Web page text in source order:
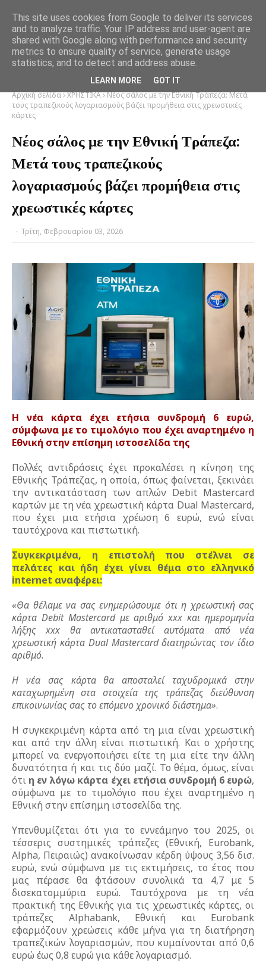
Αρχική σελίδα ΧΡΗΣΤΙΚΑ Νέος σάλος με την Εθνική Τράπεζα: Μετά
τους τραπεζικούς λογαριασμούς βάζει προμήθεια στις χρεωστικές
κάρτες
Νέος σάλος με την Εθνική Τράπεζα:
Μετά τους τραπεζικούς
λογαριασμούς βάζει προμήθεια στις
χρεωστικές κάρτες
- Τρίτη, Φεβρουαρίου 03, 2026
Η νέα κάρτα έχει ετήσια συνδρομή 6 ευρώ,
σύμφωνα με το τιμολόγιο που έχει αναρτημένο η
Εθνική στην επίσημη ιστοσελίδα της
Πολλές αντιδράσεις έχει προκαλέσει η κίνηση της
Εθνικής Τράπεζας, η οποία, όπως φαίνεται, ξεκινάει
την αντικατάσταση των απλών Debit Mastercard
καρτών με τη νέα χρεωστική κάρτα Dual Mastercard,
που έχει μια ετήσια χρέωση 6 ευρώ, ενώ είναι
ταυτόχρονα και πιστωτική.
Συγκεκριμένα, η επιστολή που στέλνει σε
πελάτες και ήδη έχει γίνει θέμα στο ελληνικό
internet αναφέρει:
«Θα θέλαμε να σας ενημερώσουμε ότι η χρεωστική σας
κάρτα Debit Mastercard με αριθμό xxx και ημερομηνία
λήξης xxx θα αντικατασταθεί αυτόματα από νέα
χρεωστική κάρτα Dual Mastercard διατηρώντας τον ίδιο
αριθμό.
Η νέα σας κάρτα θα αποσταλεί ταχυδρομικά στην
καταχωρημένη στα στοιχεία της τράπεζας διεύθυνση
επικοινωνίας σας το επόμενο χρονικό διάστημα».
Η συγκεκριμένη κάρτα από τη μια είναι χρεωστική
και από την άλλη είναι πιστωτική. Και ο χρήστης
μπορεί να ενεργοποιήσει είτε τη μια είτε την άλλη
δυνατότητα ή και τις δύο μαζί. Το θέμα, όμως, είναι
ότι η εν λόγω κάρτα έχει ετήσια συνδρομή 6 ευρώ,
σύμφωνα με το τιμολόγιο που έχει αναρτημένο η
Εθνική στην επίσημη ιστοσελίδα της.
Υπενθυμίζεται ότι για το εννεάμηνο του 2025, οι
τέσσερις συστημικές τράπεζες (Εθνική, Eurobank,
Alpha, Πειραιώς) ανακοίνωσαν κέρδη ύψους 3,56 δισ.
ευρώ, ενώ σύμφωνα με τις εκτιμήσεις, το έτος που
μας πέρασε θα φτάσουν συνολικά τα 4,7 με 5
δισεκατομμύρια ευρώ. Ταυτόχρονα με τη νέα
πρακτική της Εθνικής για τις χρεωστικές κάρτες, οι
τράπεζες Alphabank, Εθνική και Eurobank
εφαρμόζουν χρεώσεις κάθε μήνα για τη διατήρηση
τραπεζικών λογαριασμών, που κυμαίνονται από 0,6
ευρώ έως 0,8 ευρώ για κάθε λογαριασμό.
This site uses cookies from Google to deliver its services
and to analyze traffic. Your IP address and user-agent are
shared with Google along with performance and security
metrics to ensure quality of service, generate usage
statistics, and to detect and address abuse.
LEARN MORE GOT IT